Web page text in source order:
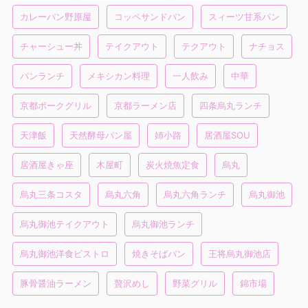
カレーパン野原屋 コッペサンドパン スィーツ甘系パン
チャーシュー丼 テイクアウト テクアウト ナチョス
パンランチ メキシカン料理 一人飲み 中華
京都ポークグリル 京都ラーメン店 四条烏丸ランチ
天津飯 天然酵母パン屋 姉小路 居酒屋SOU
居酒屋きゃ座 木屋町 炭火焼魚定食 烏丸
烏丸三条コスタ 烏丸六角 烏丸六角ランチ 烏丸御池
烏丸御池テイクアウト 烏丸御池ランチ
烏丸御池洋食ビストロ 焼きそばパン 王将烏丸御池店
豚骨醤油ラーメン 贅沢めし 野菜グリル 錦市場